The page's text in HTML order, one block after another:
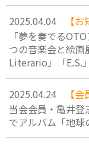
2025.04.04
【お
「夢を奏でる
つの音楽会と絵
Literario」「E.S.
2025.04.24
【会
当会会員・亀井
でアルバム「地球